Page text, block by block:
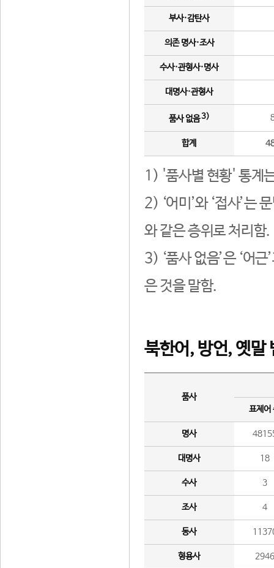
부사·감탄사
의존 명사·조사
수사·관형사·명사
대명사·관형사
품사 없음3)
합계
1) '품사별 현황' 통계
2) ‘어미’와 ‘접사’는
와 같은 층위로 처리함.
3) ‘품사 없음’은 ‘어
은 것을 말함.
북한어, 방언, 옛말
품사
표제어
명사
대명사 18
수사 3
조사 4
동사
형용사 2946